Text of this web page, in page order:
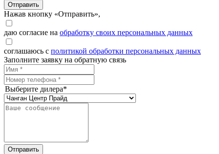
Отправить
Нажав кнопку «Отправить»,
даю согласие на обработку своих персональных данных
соглашаюсь с политикой обработки персональных данных
Заполните заявку на обратную связь
Выберите дилера*
Отправить